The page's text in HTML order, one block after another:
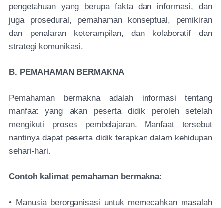
pengetahuan yang berupa fakta dan informasi, dan
juga prosedural, pemahaman konseptual, pemikiran
dan penalaran keterampilan, dan kolaboratif dan
strategi komunikasi.
B. PEMAHAMAN BERMAKNA
Pemahaman bermakna adalah informasi tentang
manfaat yang akan peserta didik peroleh setelah
mengikuti proses pembelajaran. Manfaat tersebut
nantinya dapat peserta didik terapkan dalam kehidupan
sehari-hari.
Contoh kalimat pemahaman bermakna:
• Manusia berorganisasi untuk memecahkan masalah